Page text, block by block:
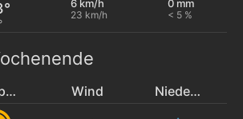
6 km/h
23 km/h
0 mm
< 5 %
Temperatur Wind Niederschlag